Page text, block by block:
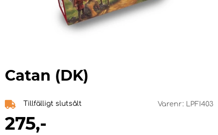
Catan (DK)
Tillfälligt slutsålt Varenr: LPFI403
275,-